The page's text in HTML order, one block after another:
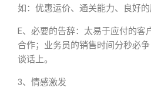
如：优惠运价、通关能力、良好的
E、必要的告辞：太易于应付的客
合作；业务员的销售时间分秒必
谈话上。
3、情感激发